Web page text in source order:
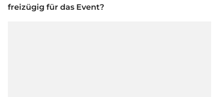
freizügig für das Event?